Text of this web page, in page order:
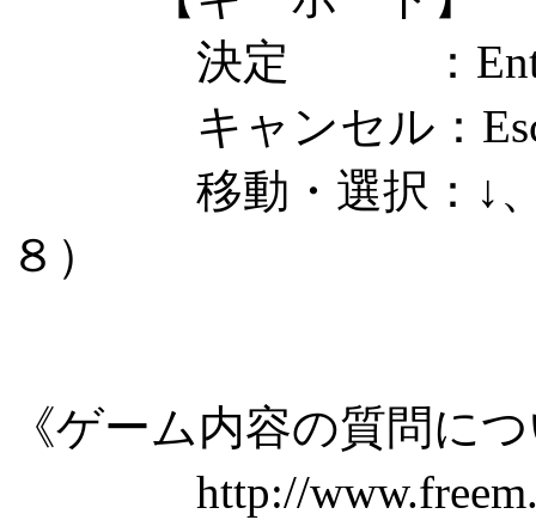
決定 ：Enter
キャンセル：Esc
移動・選択：↓、←
８）
《ゲーム内容の質問に
http://